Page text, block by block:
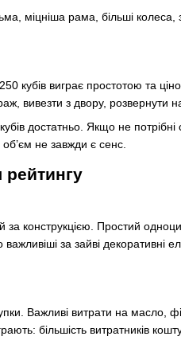
міцніша рама, більші
250 кубів виграє простотою та
вивезти з двору, розвернути
достатньо. Якщо не
не завжди є сенс.
за конструкцією. Простий
за зайві
Важливі витрати на масло,
більшість витратників